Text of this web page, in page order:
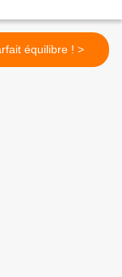
Un parfait équilibre ! >